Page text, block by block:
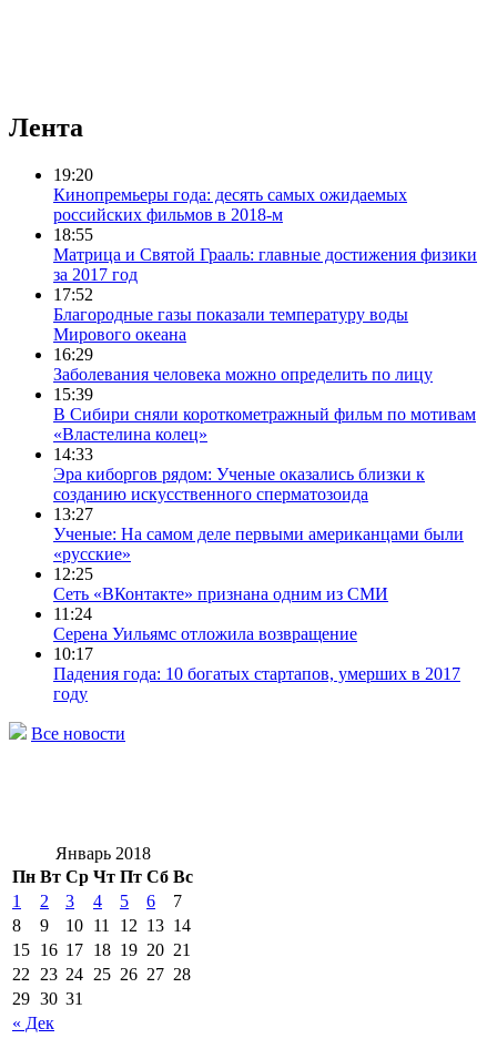
Лента
19:20
Кинопремьеры года: десять самых ожидаемых
российских фильмов в 2018-м
18:55
Матрица и Святой Грааль: главные достижения физики
за 2017 год
17:52
Благородные газы показали температуру воды
Мирового океана
16:29
Заболевания человека можно определить по лицу
15:39
В Сибири сняли короткометражный фильм по мотивам
«Властелина колец»
14:33
Эра киборгов рядом: Ученые оказались близки к
созданию искусственного сперматозоида
13:27
Ученые: На самом деле первыми американцами были
«русские»
12:25
Сеть «ВКонтакте» признана одним из СМИ
11:24
Серена Уильямс отложила возвращение
10:17
Падения года: 10 богатых стартапов, умерших в 2017
году
Все новости
Январь 2018
Пн Вт Ср Чт Пт Сб Вс
« Дек
1 2 3 4 5 6
7
8
9 10 11 12 13 14
15 16 17 18 19 20 21
22
23 24 25 26 27 28
29 30 31